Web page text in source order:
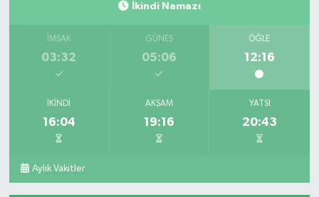
İkindi Namazı
İMSAK
03:32
GÜNEŞ
05:06
ÖĞLE
12:16
İKINDI
16:04
AKŞAM
19:16
YATSI
20:43
Aylık Vakitler